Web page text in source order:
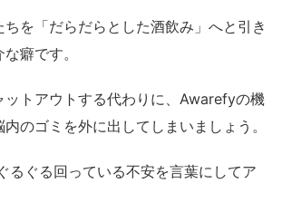
ちを「だらだらとした酒飲み」へと引き
癖です。
ットアウトする代わりに、Awarefyの機
のゴミを外に出してしまいましょう。
るぐる回っている不安を言葉にしてア